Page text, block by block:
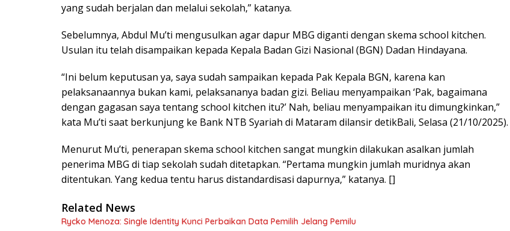
yang sudah berjalan dan melalui sekolah,” katanya.
Sebelumnya, Abdul Mu’ti mengusulkan agar dapur MBG diganti dengan skema school kitchen.
Usulan itu telah disampaikan kepada Kepala Badan Gizi Nasional (BGN) Dadan Hindayana.
“Ini belum keputusan ya, saya sudah sampaikan kepada Pak Kepala BGN, karena kan
pelaksanaannya bukan kami, pelaksananya badan gizi. Beliau menyampaikan ‘Pak, bagaimana
dengan gagasan saya tentang school kitchen itu?’ Nah, beliau menyampaikan itu dimungkinkan,”
kata Mu’ti saat berkunjung ke Bank NTB Syariah di Mataram dilansir detikBali, Selasa (21/10/2025).
Menurut Mu’ti, penerapan skema school kitchen sangat mungkin dilakukan asalkan jumlah
penerima MBG di tiap sekolah sudah ditetapkan. “Pertama mungkin jumlah muridnya akan
ditentukan. Yang kedua tentu harus distandardisasi dapurnya,” katanya. []
Related News
Rycko Menoza: Single Identity Kunci Perbaikan Data Pemilih Jelang Pemilu